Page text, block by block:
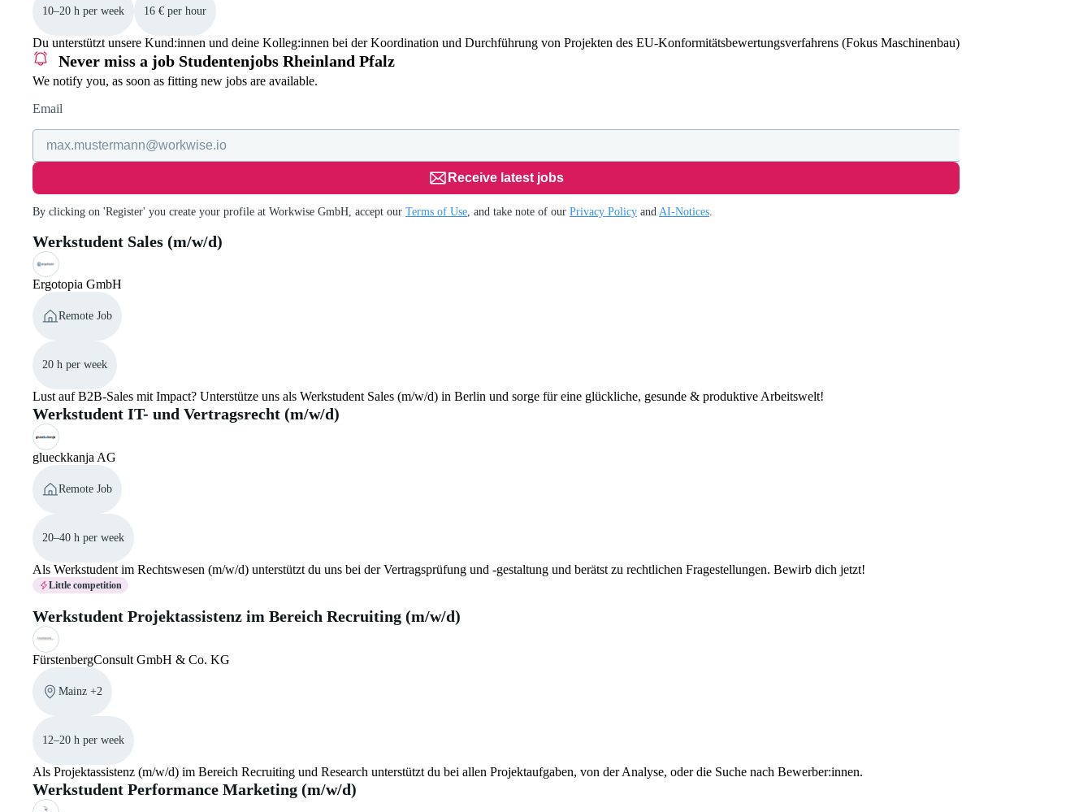
10–20 h per week 16 € per hour
Du unterstützt unsere Kund:innen und deine Kolleg:innen bei der Koordination und Durchführung von Projekten des EU-Konformitätsbewertungsverfahrens (Fokus Maschinenbau)
Never miss a job Studentenjobs Rheinland Pfalz
We notify you, as soon as fitting new jobs are available.
Email
Receive latest jobs
By clicking on 'Register' you create your profile at Workwise GmbH, accept ourTerms of Use , and take note of ourPrivacy Policy and AI-Notices
Werkstudent Sales (m/w/d)
Ergotopia GmbH
Remote Job
20 h per week
Lust auf B2B-Sales mit Impact? Unterstütze uns als Werkstudent Sales (m/w/d) in Berlin und sorge für eine glückliche, gesunde & produktive Arbeitswelt!
Werkstudent IT- und Vertragsrecht (m/w/d)
glueckkanja AG
Remote Job
20–40 h per week
Als Werkstudent im Rechtswesen (m/w/d) unterstützt du uns bei der Vertragsprüfung und -gestaltung und berätst zu rechtlichen Fragestellungen. Bewirb dich jetzt!
Little competition
Werkstudent Projektassistenz im Bereich Recruiting (m/w/d)
FürstenbergConsult GmbH & Co. KG
Mainz +2
12–20 h per week
Als Projektassistenz (m/w/d) im Bereich Recruiting und Research unterstützt du bei allen Projektaufgaben, von der Analyse, oder die Suche nach Bewerber:innen.
Werkstudent Performance Marketing (m/w/d)